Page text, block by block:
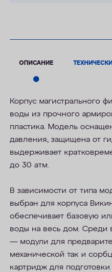
ОПИСАНИЕ
Корпус магистрального
воды из прочного
пластика. Модель
давления, защищена от
выдерживает
до 30 атм.
В зависимости от типа
выбран для корпуса
обеспечивает базовую
воды на весь дом. Среди
— модули для
механической так и
картридж для